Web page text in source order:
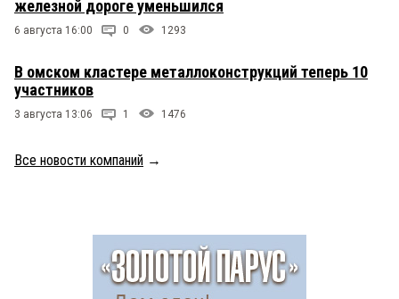
железной дороге уменьшился
6 августа 16:00 0 1293
В омском кластере металлоконструкций теперь 10
участников
3 августа 13:06 1 1476
Все новости компаний →